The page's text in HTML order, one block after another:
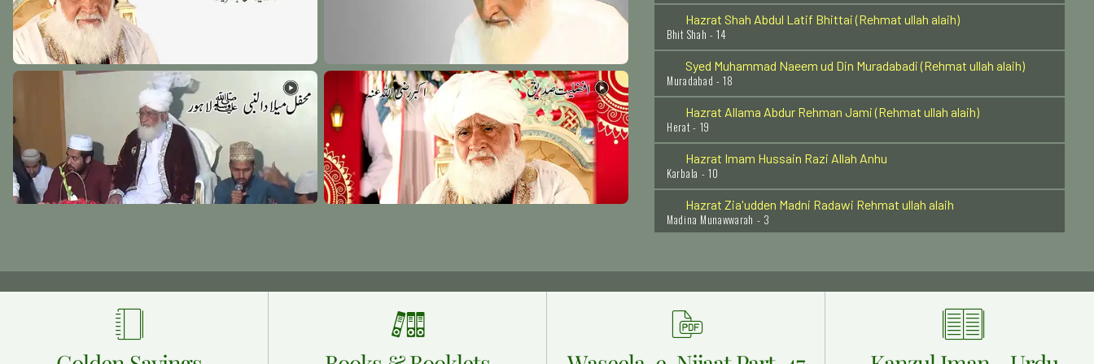
Bhit Shah - 14
Syed Muhammad Naeem ud Din Muradabadi (Rehmat ullah alaih)
Muradabad - 18
Hazrat Allama Abdur Rehman Jami (Rehmat ullah alaih)
Herat - 19
Hazrat Imam Hussain Razi Allah Anhu
Karbala - 10
Hazrat Zia'udden Madni Radawi Rehmat ullah alaih
Madina Munawwarah - 3
Hazrat Khawaja usman Harooni (Radi Allah Anhu)
Tiruchirappalli - India - 13
Hazrat Imam Abdul Wahab Shaarani Rehmat Ullah Alaih
Egypt - Jamia Al Azhar - 12